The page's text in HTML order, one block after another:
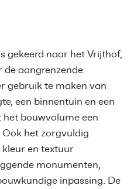
gekeerd naar het Vrijthof,
aangrenzende
gebruik te maken van
een binnentuin en een
bouwvolume een
het zorgvuldig
en textuur
monumenten,
inpassing. De